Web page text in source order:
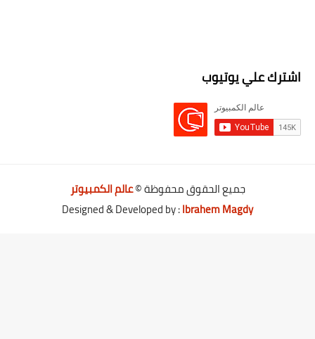
اشترك علي يوتيوب
جميع الحقوق محفوظة ©عالم الكمبيوتر
Designed & Developed by :Ibrahem Magdy